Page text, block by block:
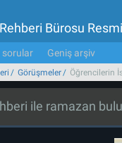
Bürosu
sorular Geniş arşiv
Görüşmeler Öğrencilerin
ile ramazan